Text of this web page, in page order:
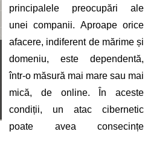
principalele preocupări ale
unei companii. Aproape orice
afacere, indiferent de mărime și
domeniu, este dependentă,
într-o măsură mai mare sau mai
mică, de online. În aceste
condiții, un atac cibernetic
poate avea consecințe